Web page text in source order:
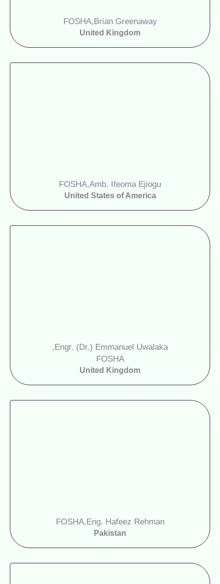
Brian Greenaway,
FOSHA
United Kingdom
Amb. Ifeoma Ejiogu,
FOSHA
United States of America
Engr. (Dr.) Emmanuel Uwalaka,
FOSHA
United Kingdom
Eng. Hafeez Rehman,
FOSHA
Pakistan